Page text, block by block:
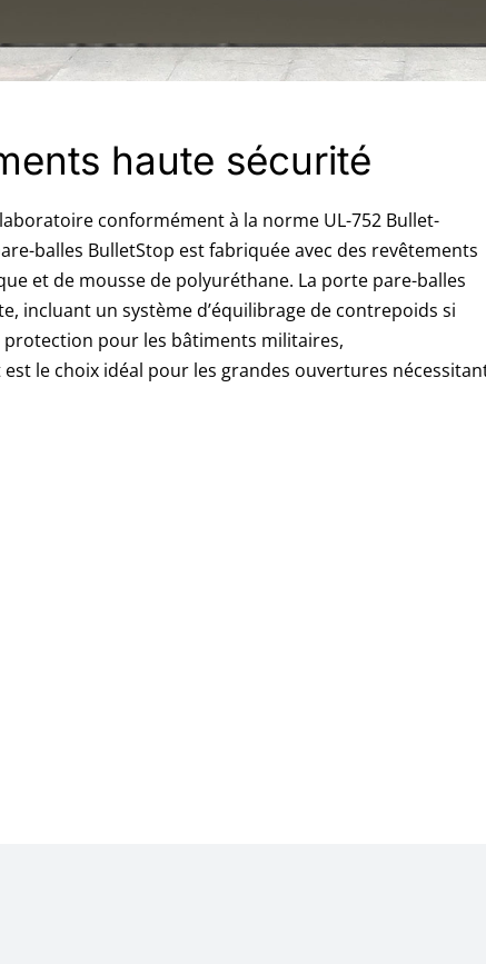
haute sécurité
conformément à la norme UL-752 Bullet-
balles BulletStop est fabriquée avec des revêtements
et de mousse de polyuréthane. La porte pare-balles
incluant un système d’équilibrage de contrepoids si
pour les bâtiments militaires,
le choix idéal pour les grandes ouvertures